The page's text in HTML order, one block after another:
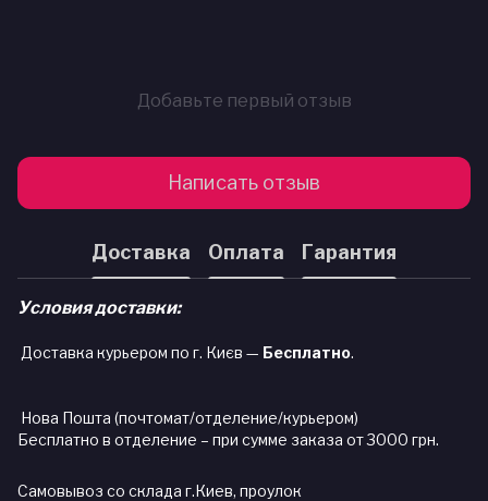
Добавьте первый отзыв
Написать отзыв
Доставка Оплата Гарантия
Условия доставки:
Доставка курьером по г. Києв — Бесплатно.
Нова Пошта (почтомат/отделение/курьером)
Бесплатно в отделение – при сумме заказа от 3000 грн.
Самовывоз со склада г.Киев, проулок